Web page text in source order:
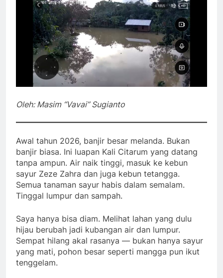
Oleh: Masim “Vavai” Sugianto
Awal tahun 2026, banjir besar melanda. Bukan
banjir biasa. Ini luapan Kali Citarum yang datang
tanpa ampun. Air naik tinggi, masuk ke kebun
sayur Zeze Zahra dan juga kebun tetangga.
Semua tanaman sayur habis dalam semalam.
Tinggal lumpur dan sampah.
Saya hanya bisa diam. Melihat lahan yang dulu
hijau berubah jadi kubangan air dan lumpur.
Sempat hilang akal rasanya — bukan hanya sayur
yang mati, pohon besar seperti mangga pun ikut
tenggelam.